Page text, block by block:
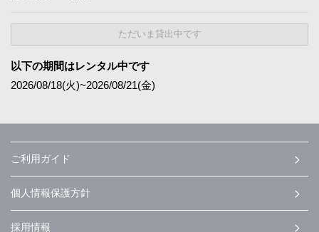
ただいま貸出中です
以下の期間はレンタル中です
2026/08/18(火)~2026/08/21(金)
ご利用ガイド
個人情報保護方針
採用情報